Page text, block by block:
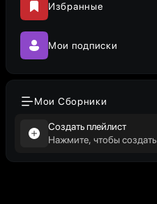
Избранные
Мои подписки
Мои Сборники
Создать плейлист
Нажмите, чтобы создать